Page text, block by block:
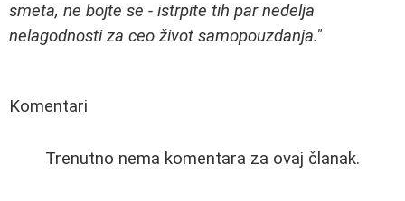
smeta, ne bojte se - istrpite tih par nedelja
nelagodnosti za ceo život samopouzdanja."
Komentari
Trenutno nema komentara za ovaj članak.